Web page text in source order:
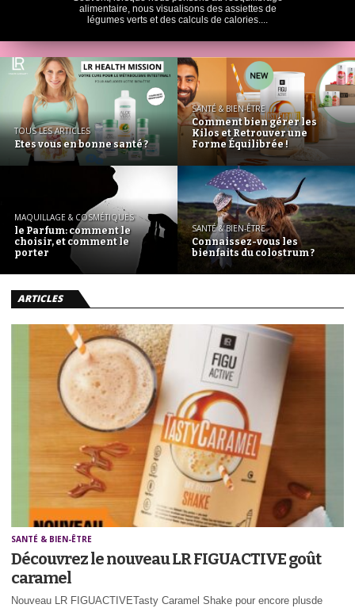
alimentaire, nous visualisons des assiettes de
légumes verts et des calculs de calories....
TOUS LES ARTICLES
Etes vous en bonne santé ?
SANTÉ & BIEN-ÊTRE
Comment bien gérer les
Kilos et Retrouver une
Forme Équilibrée !
MAQUILLAGE & COSMÉTIQUES
le Parfum: comment le
choisir, et comment le
porter
SANTÉ & BIEN-ÊTRE
Connaissez-vous les
bienfaits du colostrum ?
ARTICLES
SANTÉ & BIEN-ÊTRE
Découvrez le nouveau LR FIGUACTIVE goût
caramel
Nouveau LR FIGUACTIVETasty Caramel Shake pour encore plusde